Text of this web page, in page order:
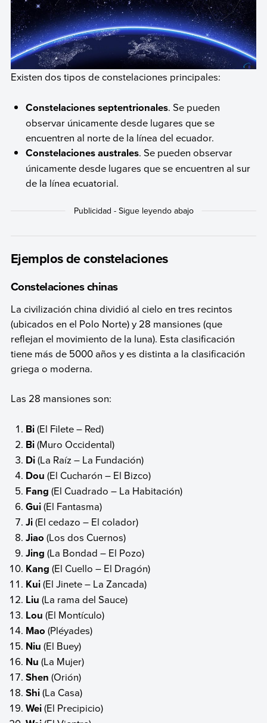
Existen dos tipos de constelaciones principales:
Constelaciones septentrionales. Se pueden
observar únicamente desde lugares que se
encuentren al norte de la línea del ecuador.
Constelaciones australes. Se pueden observar
únicamente desde lugares que se encuentren al sur
de la línea ecuatorial.
Ejemplos de constelaciones
Constelaciones chinas
La civilización china dividió al cielo en tres recintos
(ubicados en el Polo Norte) y 28 mansiones (que
reflejan el movimiento de la luna). Esta clasificación
tiene más de 5000 años y es distinta a la clasificación
griega o moderna.
Las 28 mansiones son:
Bi(El Filete – Red)
Bi(Muro Occidental)
Di(La Raíz – La Fundación)
Dou(El Cucharón – El Bizco)
Fang(El Cuadrado – La Habitación)
Gui(El Fantasma)
Ji(El cedazo – El colador)
Jiao(Los dos Cuernos)
Jing(La Bondad – El Pozo)
Kang(El Cuello – El Dragón)
Kui(El Jinete – La Zancada)
Liu(La rama del Sauce)
Lou(El Montículo)
Mao(Pléyades)
Niu(El Buey)
Nu(La Mujer)
Shen(Orión)
Shi(La Casa)
Wei(El Precipicio)